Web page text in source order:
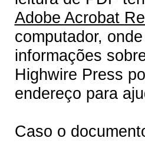
Adobe Acrobat
computador,
informações
Highwire Press
endereço para
Caso o